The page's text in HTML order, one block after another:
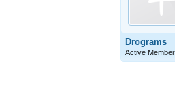
Drograms
Active Member